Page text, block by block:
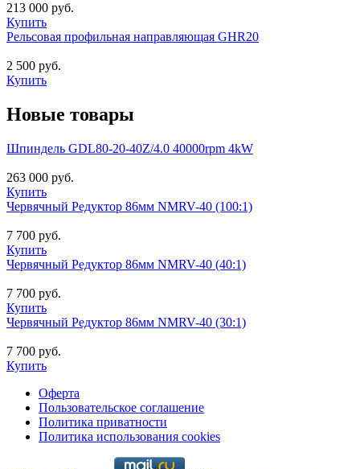
213 000 руб.
Купить
Рельсовая профильная направляющая GHR20
2 500 руб.
Купить
Новые товары
Шпиндель GDL80-20-40Z/4.0 40000rpm 4kW
263 000 руб.
Купить
Червячный Редуктор 86мм NMRV-40 (100:1)
7 700 руб.
Купить
Червячный Редуктор 86мм NMRV-40 (40:1)
7 700 руб.
Купить
Червячный Редуктор 86мм NMRV-40 (30:1)
7 700 руб.
Купить
Оферта
Пользовательское соглашение
Политика приватности
Политика использования cookies